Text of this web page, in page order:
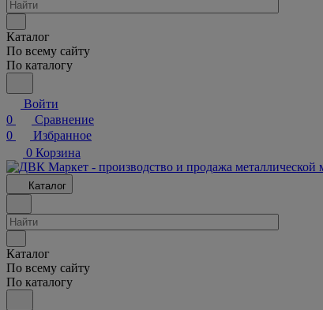
Каталог
По всему сайту
По каталогу
Войти
0
Сравнение
0
Избранное
0 Корзина
Каталог
Каталог
По всему сайту
По каталогу